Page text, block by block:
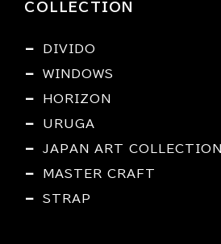
COLLECTION
DIVIDO
WINDOWS
HORIZON
URUGA
JAPAN ART COLLECTION
MASTER CRAFT
STRAP